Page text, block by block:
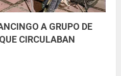
A GRUPO DE
CIRCULABAN